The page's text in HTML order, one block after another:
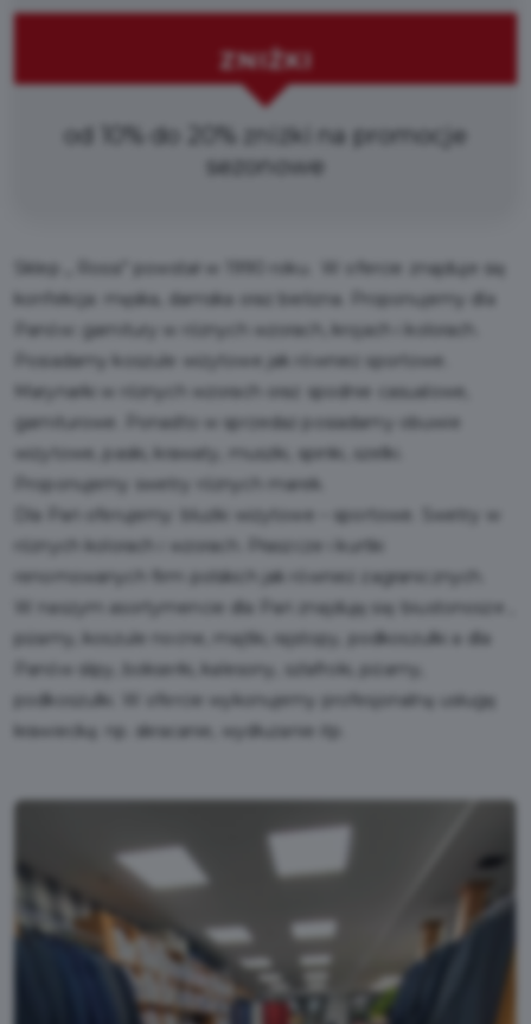
ZNIŻKI
od 10% do 20% zniżki na promocje
sezonowe
Sklep „ Rossi” powstał w 1990 roku. W ofercie znajduje się
konfekcja: męska, damska oraz bielizna. Proponujemy dla
Panów: garnitury w różnych wzorach, krojach i kolorach.
Posiadamy koszule wizytowe jak również sportowe.
Marynarki w różnych wzorach oraz spodnie casualowe,
garniturowe. Ponadto w sprzedaż posiadamy obuwie
wizytowe, paski, krawaty, muszki, spinki, szelki.
Proponujemy swetry różnych marek.
Dla Pań oferujemy: bluzki wizytowe – sportowe. Swetry w
różnych kolorach i wzorach. Płaszcze i kurtki
renomowanych firm polskich jak również zagranicznych.
W naszym asortymencie dla Pań znajduję się: biustonosze ,
piżamy, koszule nocne, majtki, rajstopy, podkoszulki a dla
Panów slipy, bokserki, kalesony, szlafroki, piżamy,
podkoszulki. W ofercie wykonujemy profesjonalną usługę
krawiecką: np. skracanie, wydłużanie itp.